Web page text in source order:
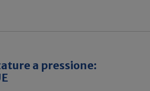
a pressione: